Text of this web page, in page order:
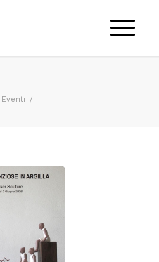
Eventi /